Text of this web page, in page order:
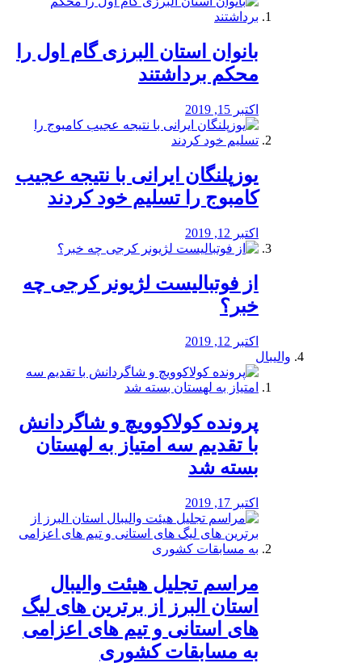
بانوان استان البرزی گام اول را
محكم برداشتند
اکتبر 15, 2019
یوزپلنگان ایرانی با نتیجه عجیب
کامبوج را تسلیم خود کردند
اکتبر 12, 2019
از فوتبالیست لژیونر کرجی چه
خبر؟
اکتبر 12, 2019
والیبال
پرونده کولاکوویچ و شاگردانش
با تقدیم سه امتیاز به لهستان
بسته شد
اکتبر 17, 2019
مراسم تجلیل هیئت والیبال
استان البرز از برترین های لیگ
های استانی و تیم های اعزامی
به مسابقات کشوری